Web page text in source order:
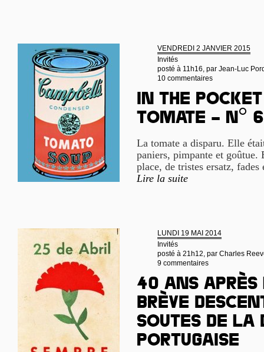
VENDREDI 2 JANVIER 2015
Invités
posté à 11h16, par Jean-Luc
10 commentaires
In the
tomate – n°
La tomate a disparu. Elle
paniers, pimpante et
place, de tristes ersatz,
Lire la suite
LUNDI 19 MAI 2014
Invités
posté à 21h12, par Charles
9 commentaires
40 ans
brève
soutes de la
portugaise